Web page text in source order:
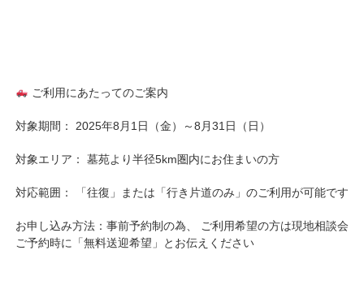
ご利用にあたってのご案内
対象期間： 2025年8月1日（金）～8月31日（日）
対象エリア： 墓苑より半径5km圏内にお住まいの方
対応範囲： 「往復」または「行き片道のみ」のご利用が可能です
お申し込み方法：事前予約制の為、 ご利用希望の方は現地相談会
ご予約時に「無料送迎希望」とお伝えください